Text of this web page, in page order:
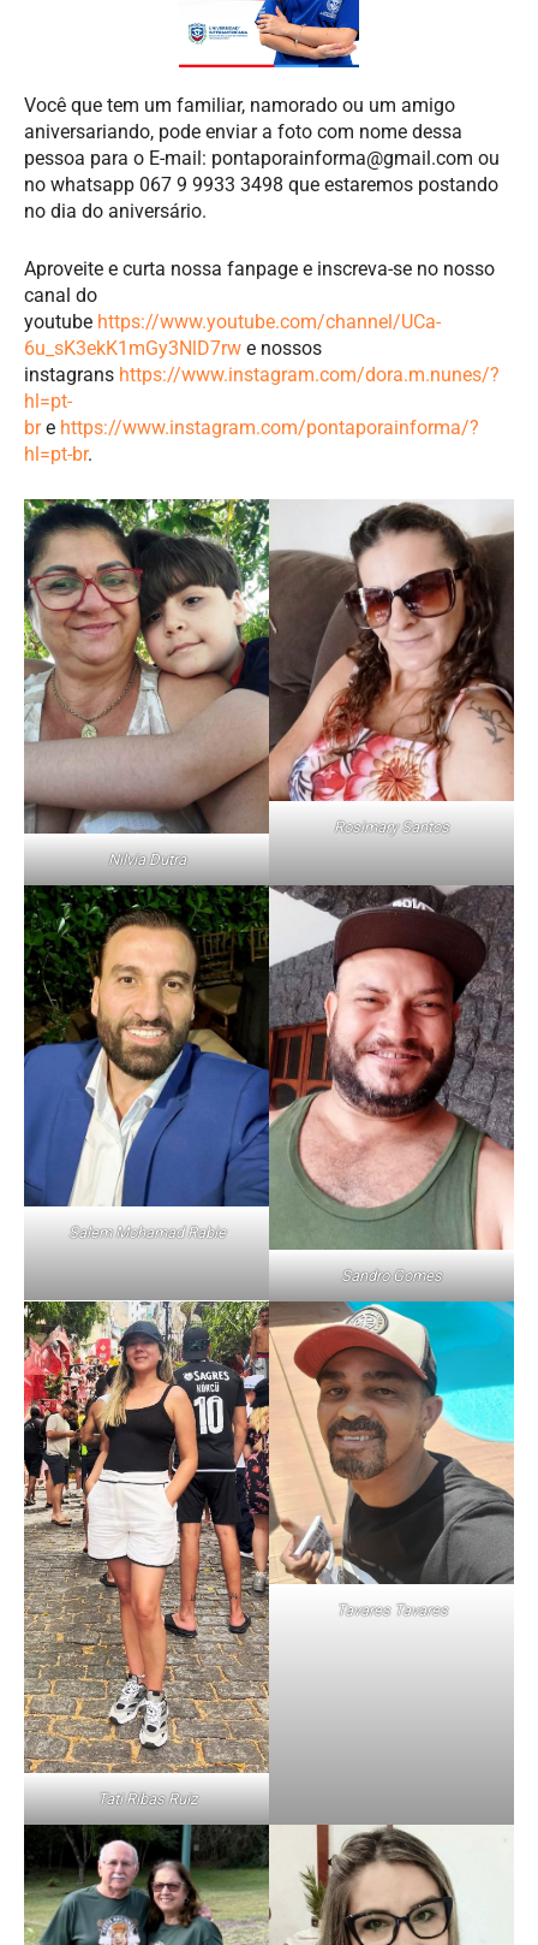
Você que tem um familiar, namorado ou um amigo
aniversariando, pode enviar a foto com nome dessa
pessoa para o E-mail: pontaporainforma@gmail.com ou
no whatsapp 067 9 9933 3498 que estaremos postando
no dia do aniversário.
Aproveite e curta nossa fanpage e inscreva-se no nosso
canal do
youtube https://www.youtube.com/channel/UCa-
6u_sK3ekK1mGy3NlD7rw e nossos
instagrans https://www.instagram.com/dora.m.nunes/?
hl=pt-
bre https://www.instagram.com/pontaporainforma/?
hl=pt-br.
Nilvia Dutra
Rosimary Santos
Salem Mohamad Rabie
Sandro Gomes
Tati Ribas Ruiz
Tavares Tavares